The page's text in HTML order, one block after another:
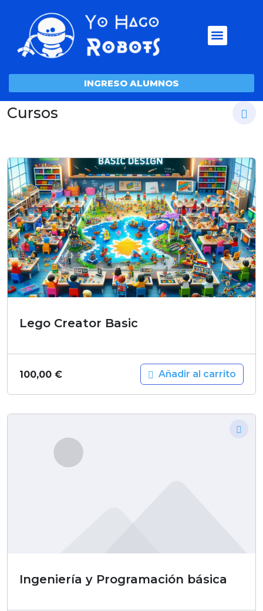
INGRESO ALUMNOS
Cursos
Lego Creator Basic
100,00 € Añadir al carrito
Ingeniería y Programación básica